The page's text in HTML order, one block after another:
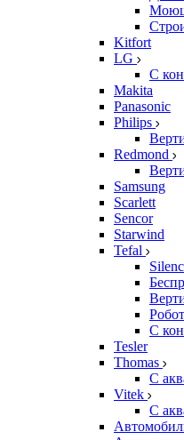
Kitfort
LG
С
Makita
Panasonic
Philips
Redmond
Samsung
Scarlett
Sencor
Starwind
Tefal
С
Tesler
Thomas
С
Vitek
С